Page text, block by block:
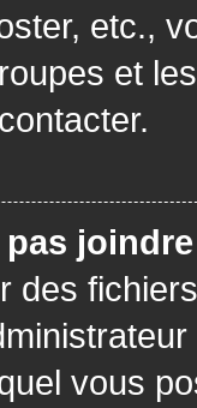
etc.,
et
des
vous